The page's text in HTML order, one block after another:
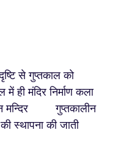
से गुप्तकाल को
ही मंदिर निर्माण कला
मन्दिर गुप्तकालीन
स्थापना की जाती